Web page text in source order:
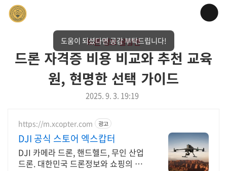
드론 정보 꿀팁맨
드론 자격증 비용 비교와 추천 교육
원, 현명한 선택 가이드
2025. 9. 3. 19:19
https://m.xcopter.com 광고
DJI 공식 스토어 엑스캅터
DJI 카메라 드론, 핸드헬드, 무인 산업
드론. 대한민국 드론정보와 쇼핑의 기
도움이 되셨다면 공감 부탁드립니다!